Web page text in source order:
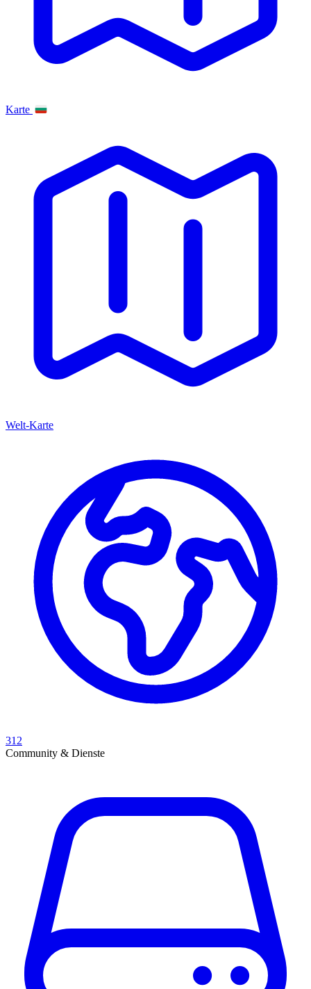
Karte
Welt-Karte
312
Community & Dienste